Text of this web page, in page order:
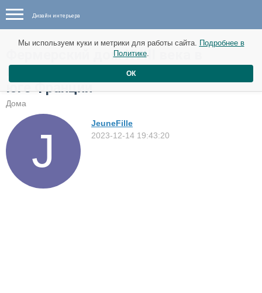
Дизайн интерьера
Фермерский дом XVIII века в
коммуне Кастелле-ан-Люберон на
юге Франции
Дома
JeuneFille
2023-12-14 19:43:20
Мы используем куки и метрики для работы сайта. Подробнее в
Политике.
ОК